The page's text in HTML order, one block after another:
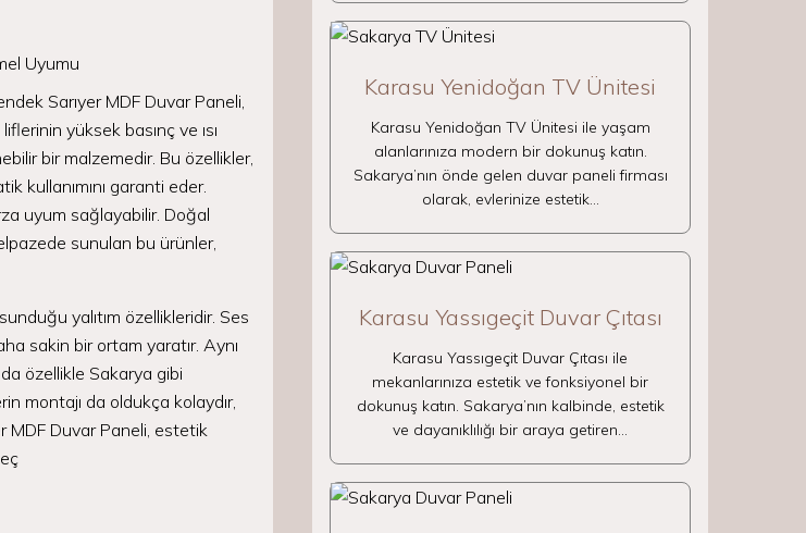
Uyumu
Sarıyer MDF Duvar Paneli,
yüksek basınç ve ısı
bir malzemedir. Bu özellikler,
kullanımını garanti eder.
uyum sağlayabilir. Doğal
sunulan bu ürünler,
yalıtım özellikleridir. Ses
sakin bir ortam yaratır. Aynı
özellikle Sakarya gibi
montajı da oldukça kolaydır,
MDF Duvar Paneli, estetik
Karasu Yenidoğan TV Ünitesi
Karasu Yenidoğan TV Ünitesi ile yaşam
alanlarınıza modern bir dokunuş katın.
Sakarya’nın önde gelen duvar paneli firması
olarak, evlerinize estetik…
Karasu Yassıgeçit Duvar Çıtası
Karasu Yassıgeçit Duvar Çıtası ile
mekanlarınıza estetik ve fonksiyonel bir
dokunuş katın. Sakarya’nın kalbinde, estetik
ve dayanıklılığı bir araya getiren…